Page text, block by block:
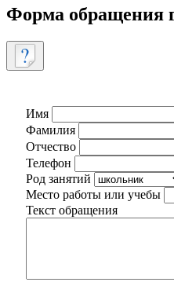
Форма обращения
Имя
Фамилия
Отчество
Телефон
Род занятий
Место работы или учебы
Текст обращения